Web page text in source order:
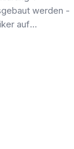
werden -
auf